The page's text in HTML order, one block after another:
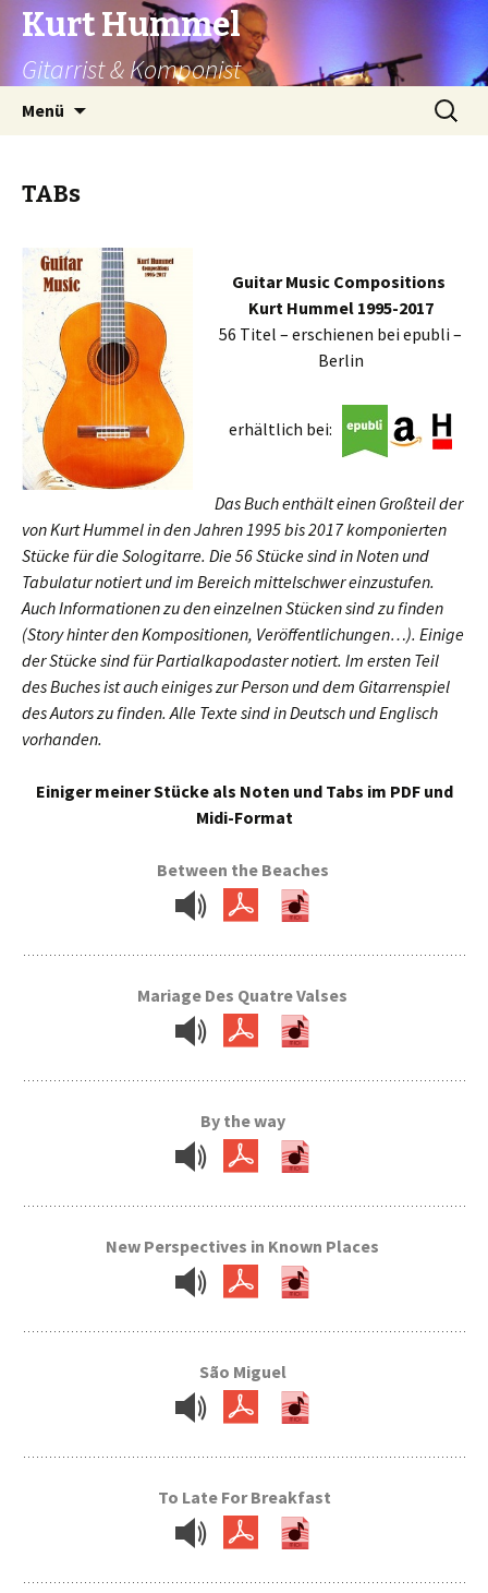
Kurt Hummel
Gitarrist & Komponist
Menü
Suchen
nach:
TABs
Guitar Music Compositions
Kurt Hummel 1995-2017
56 Titel – erschienen bei epubli –
Berlin
erhältlich bei:
Das Buch enthält einen Großteil der
von Kurt Hummel in den Jahren 1995 bis 2017 komponierten
Stücke für die Sologitarre. Die 56 Stücke sind in Noten und
Tabulatur notiert und im Bereich mittelschwer einzustufen.
Auch Informationen zu den einzelnen Stücken sind zu finden
(Story hinter den Kompositionen, Veröffentlichungen…). Einige
der Stücke sind für Partialkapodaster notiert. Im ersten Teil
des Buches ist auch einiges zur Person und dem Gitarrenspiel
des Autors zu finden. Alle Texte sind in Deutsch und Englisch
vorhanden.
Einiger meiner Stücke als Noten und Tabs im PDF und
Midi-Format
Between the Beaches
Mariage Des Quatre Valses
By the way
New Perspectives in Known Places
São Miguel
To Late For Breakfast